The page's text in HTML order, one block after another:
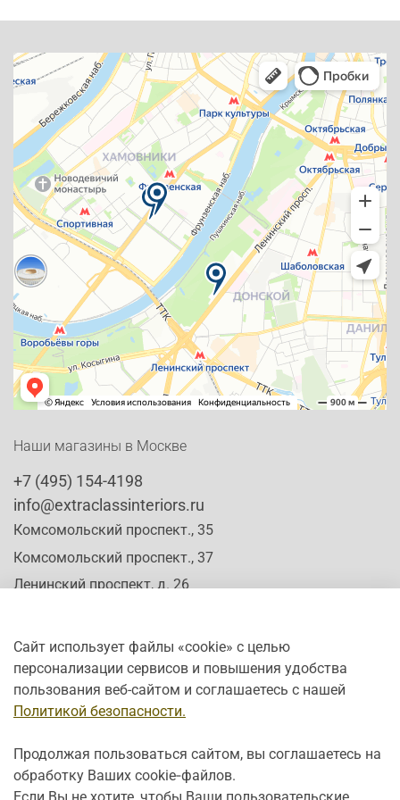
Наши магазины в Москве
+7 (495) 154-4198
info@extraclassinteriors.ru
Комсомольский проспект., 35
Комсомольский проспект., 37
Ленинский проспект, д. 26
Время работы:
Пн-Сб: c 10:00 - 20:00
Вс: с 12:00 - 19:00
Сайт использует файлы «cookie» с целью
персонализации сервисов и повышения удобства
пользования веб-сайтом и соглашаетесь с нашей
Политикой безопасности.
Продолжая пользоваться сайтом, вы соглашаетесь на
обработку Ваших cookie‑файлов.